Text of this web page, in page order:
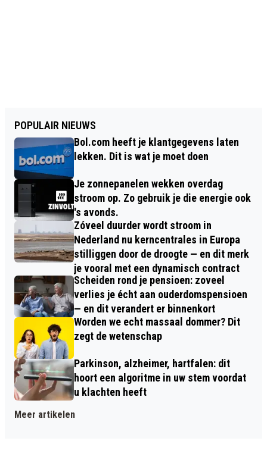
POPULAIR NIEUWS
Bol.com heeft je klantgegevens laten
lekken. Dit is wat je moet doen
Je zonnepanelen wekken overdag
stroom op. Zo gebruik je die energie ook
's avonds.
Zóveel duurder wordt stroom in
Nederland nu kerncentrales in Europa
stilliggen door de droogte — en dit merk
je vooral met een dynamisch contract
Scheiden rond je pensioen: zoveel
verlies je écht aan ouderdomspensioen
— en dit verandert er binnenkort
Worden we echt massaal dommer? Dit
zegt de wetenschap
Parkinson, alzheimer, hartfalen: dit
hoort een algoritme in uw stem voordat
u klachten heeft
Meer artikelen